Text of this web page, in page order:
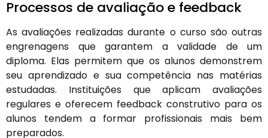
Processos de avaliação e feedback
As avaliações realizadas durante o curso são outras
engrenagens que garantem a validade de um
diploma. Elas permitem que os alunos demonstrem
seu aprendizado e sua competência nas matérias
estudadas. Instituições que aplicam avaliações
regulares e oferecem feedback construtivo para os
alunos tendem a formar profissionais mais bem
preparados.